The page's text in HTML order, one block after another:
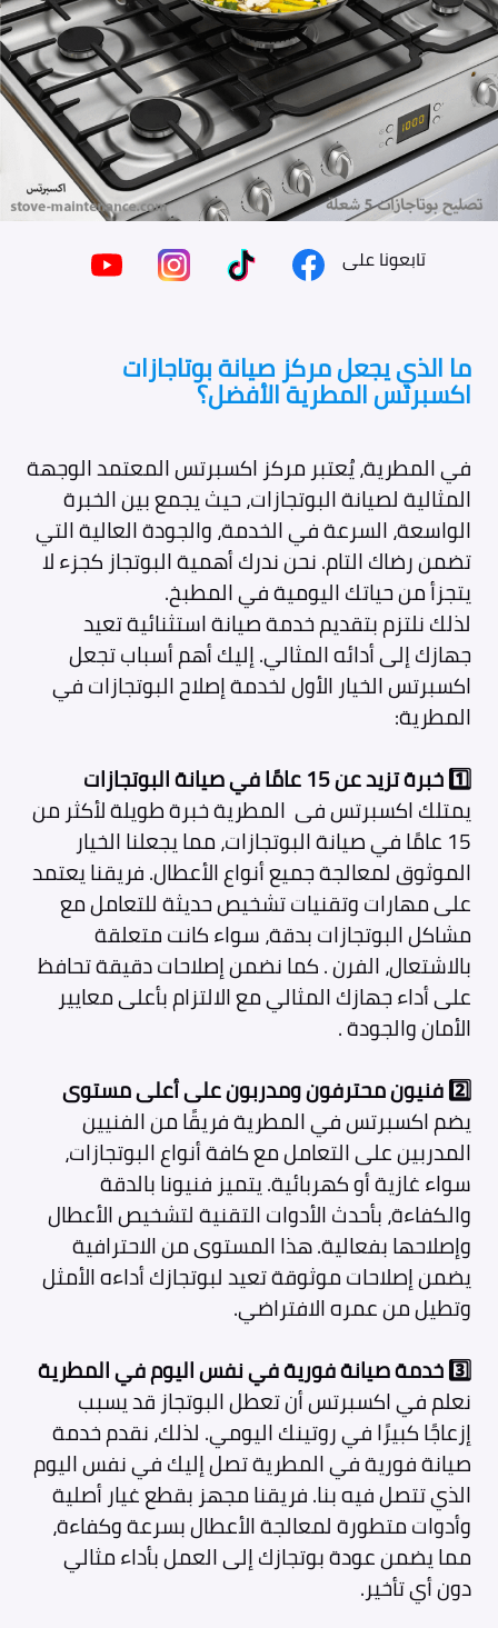
تابعونا على
ما الذي يجعل مركز صيانة بوتاجازات
اكسبرتس المطرية الأفضل؟
في المطرية، يُعتبر مركز اكسبرتس المعتمد الوجهة
المثالية لصيانة البوتجازات، حيث يجمع بين الخبرة
الواسعة، السرعة في الخدمة، والجودة العالية التي
تضمن رضاك التام. نحن ندرك أهمية البوتجاز كجزء لا
يتجزأ من حياتك اليومية في المطبخ.
لذلك نلتزم بتقديم خدمة صيانة استثنائية تعيد
جهازك إلى أدائه المثالي. إليك أهم أسباب تجعل
اكسبرتس الخيار الأول لخدمة إصلاح البوتجازات في
المطرية:
1️⃣ خبرة تزيد عن 15 عامًا في صيانة البوتجازات
يمتلك اكسبرتس فى المطريةخبرة طويلة لأكثر من
15 عامًا في صيانة البوتجازات، مما يجعلنا الخيار
الموثوق لمعالجة جميع أنواع الأعطال. فريقنا يعتمد
على مهارات وتقنيات تشخيص حديثة للتعامل مع
مشاكل البوتجازات بدقة، سواء كانت متعلقة
بالاشتعال، الفرن . كما نضمن إصلاحات دقيقة تحافظ
على أداء جهازك المثالي مع الالتزام بأعلى معايير
الأمان والجودة .
2️⃣ فنيون محترفون ومدربون على أعلى مستوى
يضم اكسبرتس في المطريةفريقًا من الفنيين
المدربين على التعامل مع كافة أنواع البوتجازات،
سواء غازية أو كهربائية. يتميز فنيونا بالدقة
والكفاءة، بأحدث الأدوات التقنية لتشخيص الأعطال
وإصلاحها بفعالية. هذا المستوى من الاحترافية
يضمن إصلاحات موثوقة تعيد لبوتجازك أداءه الأمثل
وتطيل من عمره الافتراضي.
3️⃣ خدمة صيانة فورية في نفس اليوم في المطرية
نعلم في اكسبرتس أن تعطل البوتجاز قد يسبب
إزعاجًا كبيرًا في روتينك اليومي. لذلك، نقدم خدمة
صيانة فورية في المطرية تصل إليك في نفس اليوم
الذي تتصل فيه بنا. فريقنا مجهز بقطع غيار أصلية
وأدوات متطورة لمعالجة الأعطال بسرعة وكفاءة،
مما يضمن عودة بوتجازك إلى العمل بأداء مثالي
دون أي تأخير.